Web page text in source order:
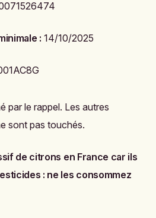
: 14/10/2025
par le rappel. Les autres
sont pas touchés.
de citrons en France car ils
: ne les consommez